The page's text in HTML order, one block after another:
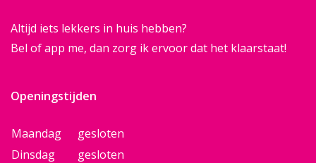
Altijd iets lekkers in huis hebben?
Bel of app me, dan zorg ik ervoor dat het klaarstaat!
Openingstijden
Maandag
gesloten
Dinsdag
gesloten